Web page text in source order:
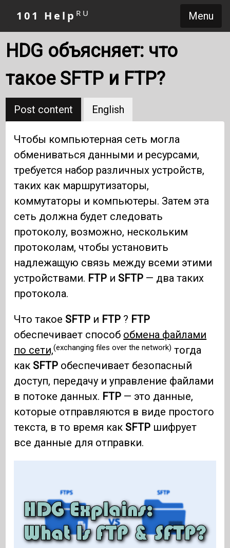
Menu
101 Help RU
HDG объясняет: что
такое SFTP и FTP?
Post content English
Чтобы компьютерная сеть могла
обмениваться данными и ресурсами,
требуется набор различных устройств,
таких как маршрутизаторы,
коммутаторы и компьютеры. Затем эта
сеть должна будет следовать
протоколу, возможно, нескольким
протоколам, чтобы установить
надлежащую связь между всеми этими
устройствами. FTP и SFTP — два таких
протокола.
Что такое SFTP и FTP ? FTP
обеспечивает способ обмена файлами
по сети,(exchanging files over the network) тогда
как SFTP обеспечивает безопасный
доступ, передачу и управление файлами
в потоке данных. FTP — это данные,
которые отправляются в виде простого
текста, в то время как SFTP шифрует
все данные для отправки.